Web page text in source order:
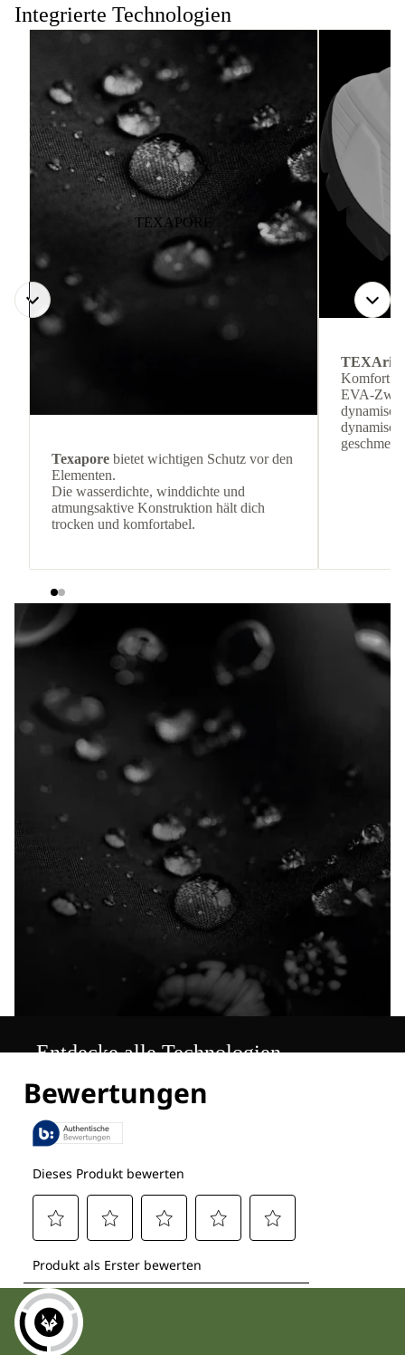
Integrierte Technologien
TEXAPORE
Texapore bietet wichtigen Schutz vor den
Elementen.
Die wasserdichte, winddichte und
atmungsaktive Konstruktion hält dich
trocken und komfortabel.
Komfort
EVA-
Entdecke alle Technologien